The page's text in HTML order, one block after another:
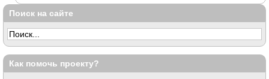
Поиск на сайте
Как помочь проекту?